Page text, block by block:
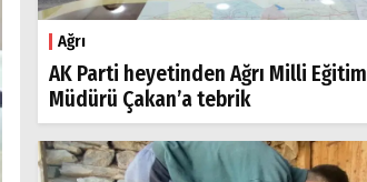
Ağrı
AK Parti heyetinden Ağrı Milli Eğitim
Müdürü Çakan’a tebrik